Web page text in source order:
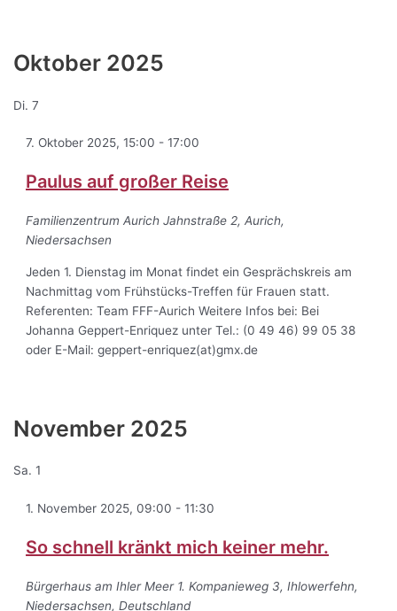
Oktober 2025
Di.7
7. Oktober 2025, 15:00 -17:00
Paulus auf großer Reise
Familienzentrum AurichJahnstraße 2, Aurich,
Niedersachsen
Jeden 1. Dienstag im Monat findet ein Gesprächskreis am
Nachmittag vom Frühstücks-Treffen für Frauen statt.
Referenten: Team FFF-Aurich Weitere Infos bei: Bei
Johanna Geppert-Enriquez unter Tel.: (0 49 46) 99 05 38
oder E-Mail: geppert-enriquez(at)gmx.de
November 2025
Sa.1
1. November 2025, 09:00 -11:30
So schnell kränkt mich keiner mehr.
Bürgerhaus am Ihler Meer 1. Kompanieweg 3, Ihlowerfehn,
Niedersachsen, Deutschland